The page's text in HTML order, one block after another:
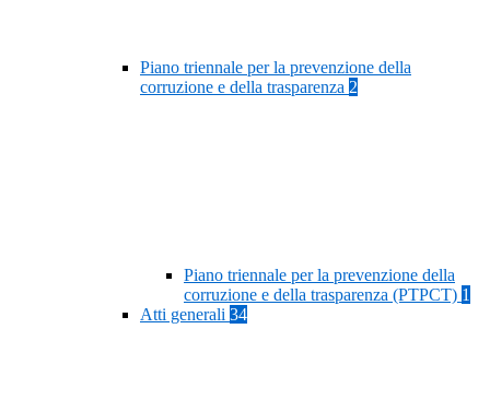
Piano triennale per la prevenzione della
corruzione e della trasparenza 2
Piano triennale per la prevenzione della
corruzione e della trasparenza (PTPCT) 1
Atti generali 34